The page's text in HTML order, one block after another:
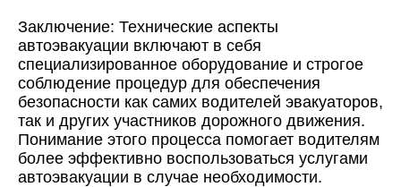
Заключение: Технические аспекты
автоэвакуации включают в себя
специализированное оборудование и строгое
соблюдение процедур для обеспечения
безопасности как самих водителей эвакуаторов,
так и других участников дорожного движения.
Понимание этого процесса помогает водителям
более эффективно воспользоваться услугами
автоэвакуации в случае необходимости.
© 2026 Эвакуатор «777» Москва и Московская область
Политика в отношении обработки персональных данных
Согласие на обработку персональных данных